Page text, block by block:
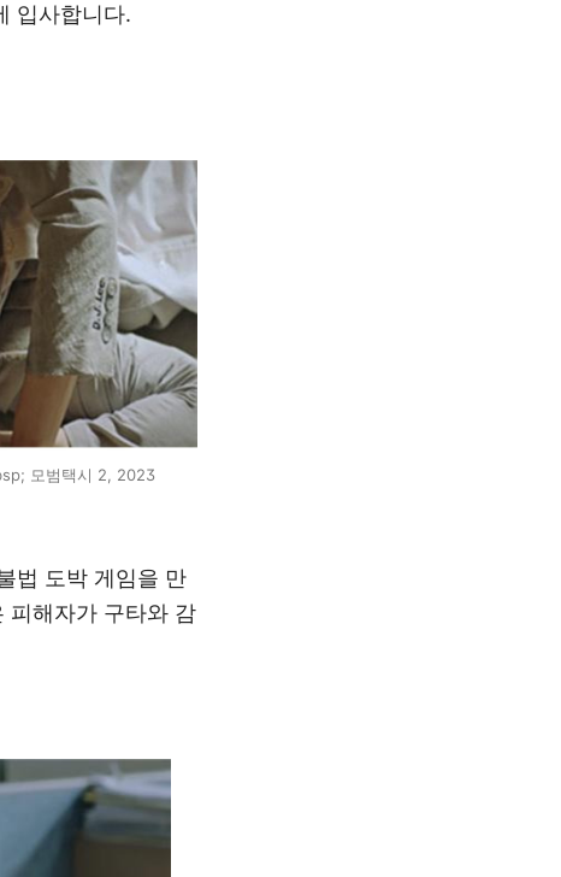
입사합니다.
모범택시 2, 2023
법 도박 게임을 만
피해자가 구타와 감